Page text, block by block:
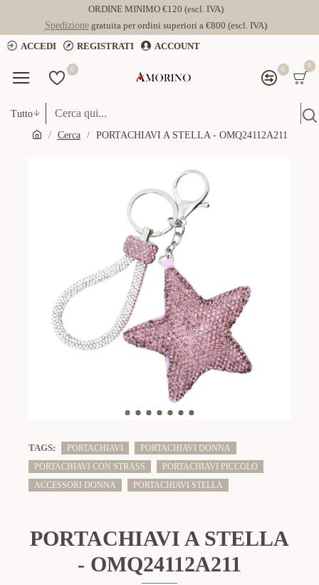
ORDINE MINIMO €120 (escl. IVA)
Spedizionegratuita per ordini superiori a €800 (escl. IVA)
ACCEDI
REGISTRATI ACCOUNT
0 0 0
Tutto
Cerca PORTACHIAVI A STELLA - OMQ24112A211
TAGS: PORTACHIAVI
PORTACHIAVI DONNA
PORTACHIAVI CON STRASS
PORTACHIAVI PICCOLO
ACCESSORI DONNA
PORTACHIAVI STELLA
PORTACHIAVI A STELLA
- OMQ24112A211